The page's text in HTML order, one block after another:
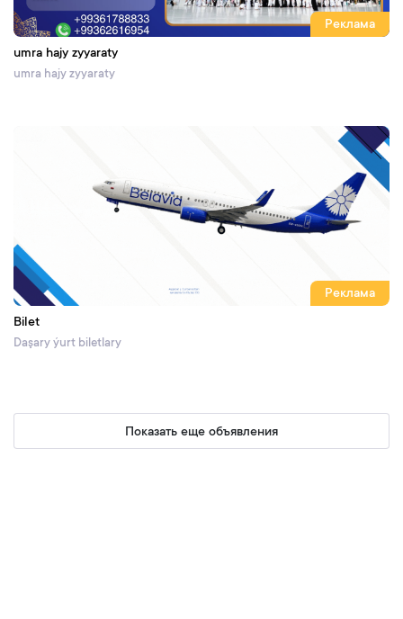
Реклама
umra hajy zyyaraty
umra hajy zyyaraty
Реклама
Bilet
Daşary ýurt biletlary
Показать еще объявления